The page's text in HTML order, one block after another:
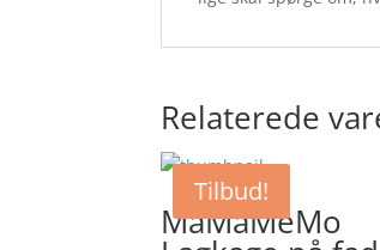
Relaterede
Tilbud!
MaMaMeMo